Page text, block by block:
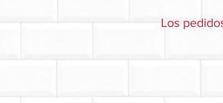
Los